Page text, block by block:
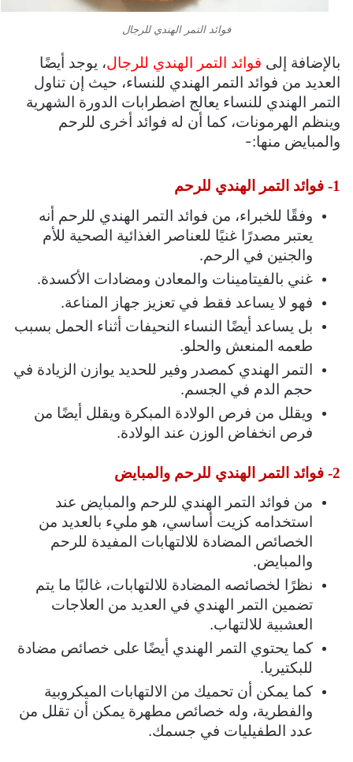
فوائد التمر الهندي للرجال
بالإضافة إلى فوائد التمر الهندي للرجال، يوجد أيضًا
العديد من فوائد التمر الهندي للنساء، حيث إن تناول
التمر الهندي للنساء يعالج اضطرابات الدورة الشهرية
وينظم الهرمونات، كما أن له فوائد أخرى للرحم
والمبايض منها:-
1- فوائد التمر الهندي للرحم
وفقًا للخبراء، من فوائد التمر الهندي للرحم أنه
يعتبر مصدرًا غنيًا للعناصر الغذائية الصحية للأم
والجنين في الرحم.
غني بالفيتامينات والمعادن ومضادات الأكسدة.
فهو لا يساعد فقط في تعزيز جهاز المناعة.
بل يساعد أيضًا النساء النحيفات أثناء الحمل بسبب
طعمه المنعش والحلو.
التمر الهندي كمصدر وفير للحديد يوازن الزيادة في
حجم الدم في الجسم.
ويقلل من فرص الولادة المبكرة ويقلل أيضًا من
فرص انخفاض الوزن عند الولادة.
2- فوائد التمر الهندي للرحم والمبايض
من فوائد التمر الهندي للرحم والمبايض عند
استخدامه كزيت أساسي، هو مليء بالعديد من
الخصائص المضادة للالتهابات المفيدة للرحم
والمبايض.
نظرًا لخصائصه المضادة للالتهابات، غالبًا ما يتم
تضمين التمر الهندي في العديد من العلاجات
العشبية للالتهاب.
كما يحتوي التمر الهندي أيضًا على خصائص مضادة
للبكتيريا.
كما يمكن أن تحميك من الالتهابات الميكروبية
والفطرية، وله خصائص مطهرة يمكن أن تقلل من
عدد الطفيليات في جسمك.